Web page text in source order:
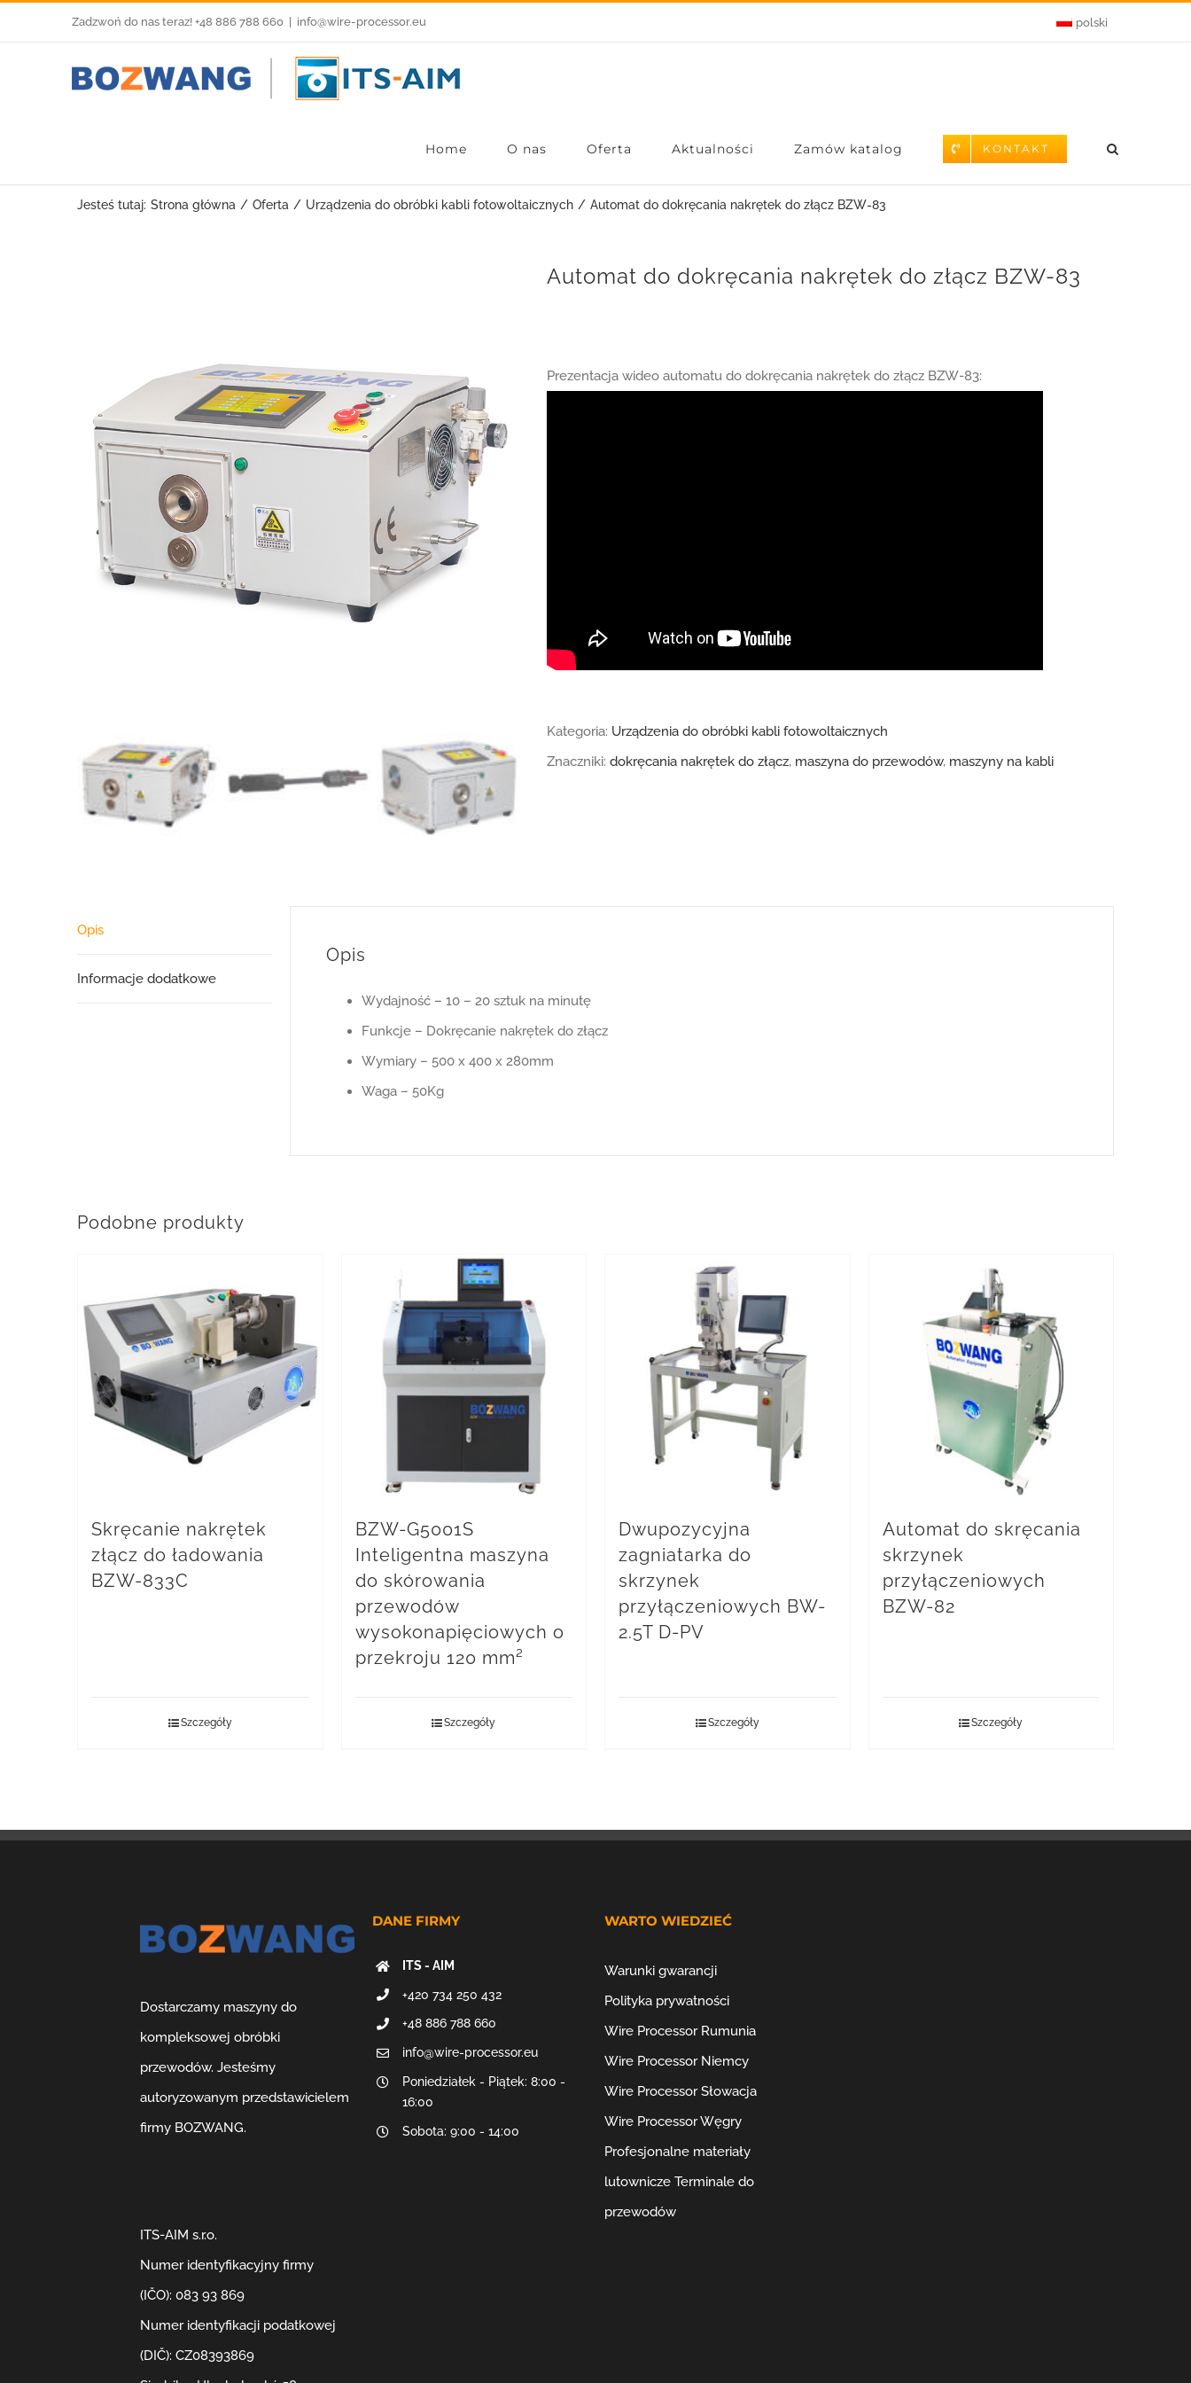
do
Zadzwoń do nas teraz! +48 886 788 660 info@wire-processor.eu polski
Home O nas Oferta Aktualności Zamów katalog KONTAKT
Jesteś tutaj: Strona główna Oferta Urządzenia do obróbki kabli fotowoltaicznych Automat do dokręcania nakrętek do złącz BZW-83
Automat do dokręcania nakrętek do złącz BZW-83
Prezentacja wideo automatu do dokręcania nakrętek do złącz BZW-83:
Kategoria: Urządzenia do obróbki kabli fotowoltaicznych
Znaczniki: dokręcania nakrętek do złącz, maszyna do przewodów, maszyny na kabli
Opis
Informacje dodatkowe
Opis
Wydajność – 10 – 20 sztuk na minutę
Funkcje – Dokręcanie nakrętek do złącz
Wymiary – 500 x 400 x 280mm
Waga – 50Kg
Podobne produkty
Skręcanie nakrętek
złącz do ładowania
BZW-833C
Szczegóły
BZW-G5001S
Inteligentna maszyna
do skórowania
przewodów
wysokonapięciowych o
przekroju 120 mm²
Szczegóły
Dwupozycyjna
zagniatarka do
skrzynek
przyłączeniowych BW-
2.5T D-PV
Szczegóły
Automat do skręcania
skrzynek
przyłączeniowych
BZW-82
Szczegóły
Dostarczamy maszyny do
kompleksowej obróbki
przewodów. Jesteśmy
autoryzowanym przedstawicielem
firmy BOZWANG.
ITS-AIM s.r.o.
Numer identyfikacyjny firmy
(IČO): 083 93 869
Numer identyfikacji podatkowej
(DIČ): CZ08393869
DANE FIRMY
ITS - AIM
+420 734 250 432
+48 886 788 660
info@wire-processor.eu
Poniedziałek - Piątek: 8:00 -
16:00
Sobota: 9:00 - 14:00
WARTO WIEDZIEĆ
Warunki gwarancji
Polityka prywatności
Wire Processor Rumunia
Wire Processor Niemcy
Wire Processor Słowacja
Wire Processor Węgry
Profesjonalne materiały
lutownicze Terminale do
przewodów